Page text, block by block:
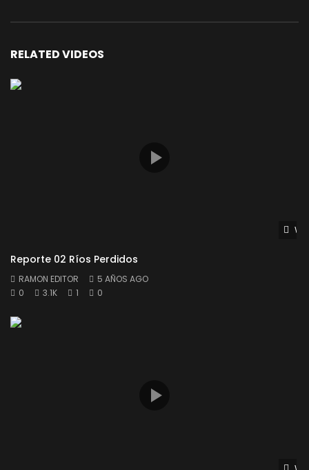
RELATED VIDEOS
Reporte 02 Ríos Perdidos
RAMON EDITOR
5 AÑOS AGO
0
3.1K 1 0